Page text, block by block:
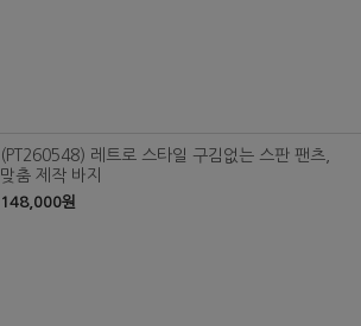
(PT260548) 레트로 스타일 구김없는 스판 팬츠,
맞춤 제작 바지
148,000원